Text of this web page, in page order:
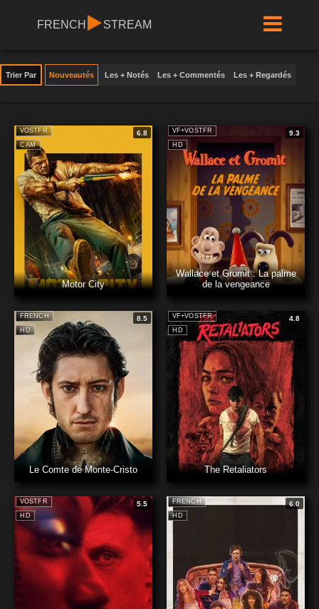
FRENCH STREAM
Trier Par Nouveautés Les + Notés Les + Commentés Les + Regardés
CAM
VOSTFR 6.8
Motor City
HD
VF+VOSTFR 9.3
Wallace et Gromit : La palme
de la vengeance
HD
FRENCH 8.5
Le Comte de Monte-Cristo
HD
VF+VOSTFR 4.8
The Retaliators
HD
VOSTFR 5.5
HD
FRENCH 6.0